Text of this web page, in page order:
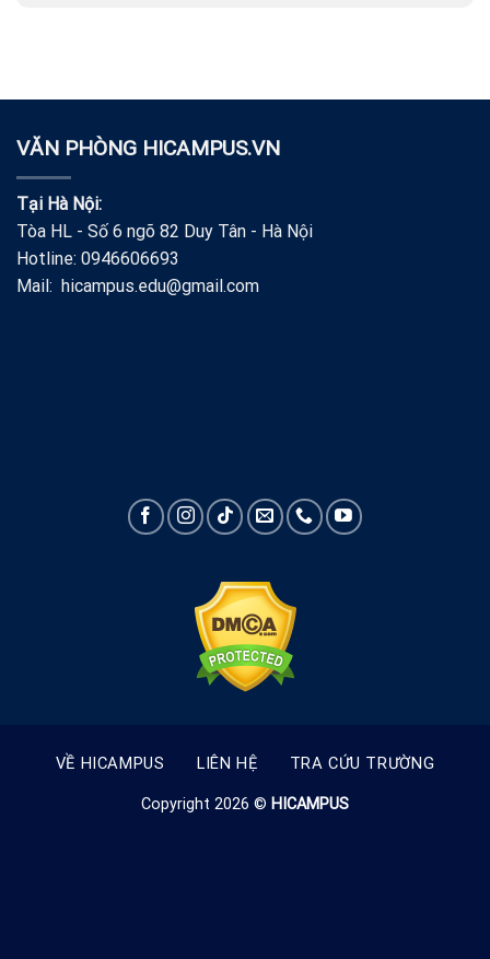
VĂN PHÒNG HICAMPUS.VN
Tại Hà Nội:
Tòa HL - Số 6 ngõ 82 Duy Tân - Hà Nội
Hotline: 0946606693
Mail: hicampus.edu@gmail.com
VỀ HICAMPUS LIÊN HỆ TRA CỨU TRƯỜNG
Copyright 2026 © HICAMPUS